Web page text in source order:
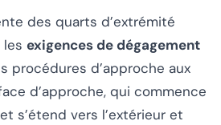
des quarts d’extrémité
exigences de dégagement
procédures d’approche aux
d’approche, qui commence
s’étend vers l’extérieur et